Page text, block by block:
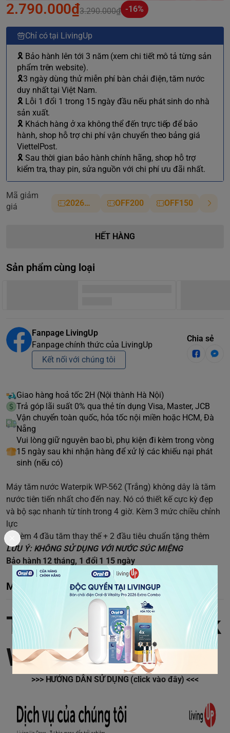
2.790.000₫3.290.000₫ -16%
Chỉ có tại LivingUp
🎗 Bảo hành lên tới 3 năm (xem chi tiết mô tả từng sản
phẩm trên website).
🎗3 ngày dùng thử miễn phí bàn chải điện, tăm nước
duy nhất tại Việt Nam.
🎗 Lỗi 1 đổi 1 trong 15 ngày đầu nếu phát sinh do nhà
sản xuất.
🎗 Khách hàng ở xa không thể đến trực tiếp để bảo
hành, shop hỗ trợ chi phí vận chuyển theo bảng giá
ViettelPost.
🎗 Sau thời gian bảo hành chính hãng, shop hỗ trợ
kiểm tra, thay pin, sửa nguồn với chi phí ưu đãi nhất.
Mã giảm
giá
2026NM OFF200 OFF150
HẾT HÀNG
Sản phẩm cùng loại
Fanpage LivingUp
Fanpage chính thức của LivingUp
Kết nối với chúng tôi
Chia sẻ
Giao hàng hoả tốc 2H (Nội thành Hà Nội)
Trả góp lãi suất 0% qua thẻ tín dụng Visa, Master, JCB
Vận chuyển toàn quốc, hỏa tốc nội miền hoặc HCM, Đà
Nẵng
Vui lòng giữ nguyên bao bì, phụ kiện đi kèm trong vòng
15 ngày sau khi nhận hàng để xử lý các khiếu nại phát
sinh (nếu có)
Máy tăm nước Waterpik WP-562 (Trắng) không dây là tăm
nước tiên tiến nhất cho đến nay. Nó có thiết kế cực kỳ đẹp
và bộ sạc nhanh từ tính trong 4 giờ. Kèm 3 mức chiều chỉnh
lực
Đi kèm 4 đầu tăm thay thế + 2 đầu tiêu chuẩn tặng thêm
LƯU Ý: KHÔNG SỬ DỤNG VỚI NƯỚC SÚC MIỆNG
Bảo hành 12 tháng, 1 đổi 1 15 ngày
Mô tả chi tiết
Tăm nước Waterpik
WP-560 - Trắng
>>> HƯỚNG DẪN SỬ DỤNG (click vào đây) <<<